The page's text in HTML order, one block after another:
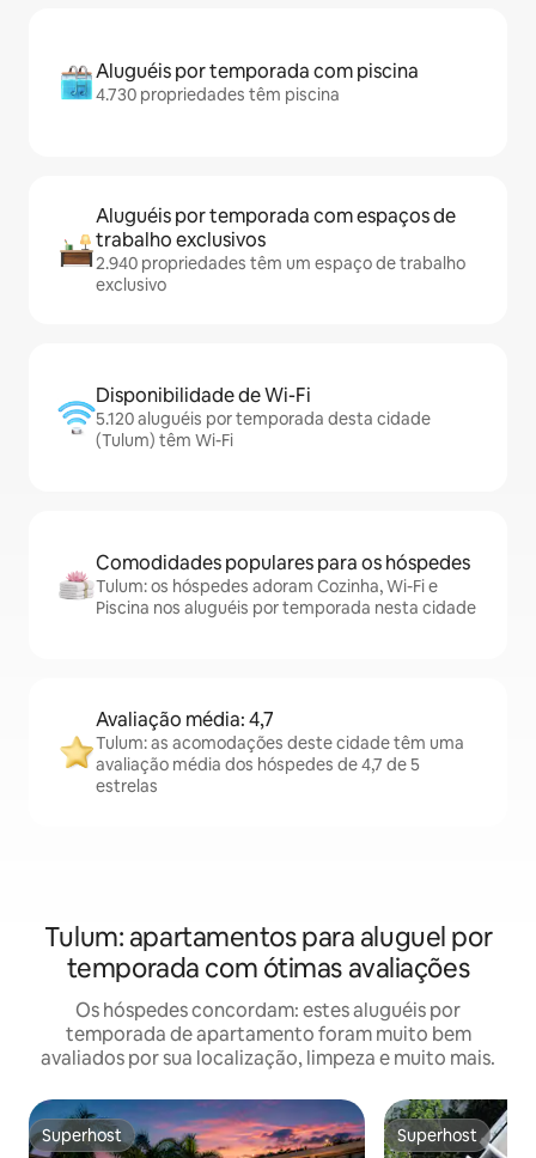
Aluguéis por temporada com piscina
4.730 propriedades têm piscina
Aluguéis por temporada com espaços de
trabalho exclusivos
2.940 propriedades têm um espaço de trabalho
exclusivo
Disponibilidade de Wi-Fi
5.120 aluguéis por temporada desta cidade
(Tulum) têm Wi-Fi
Comodidades populares para os hóspedes
Tulum: os hóspedes adoram Cozinha, Wi-Fi e
Piscina nos aluguéis por temporada nesta cidade
Avaliação média: 4,7
Tulum: as acomodações deste cidade têm uma
avaliação média dos hóspedes de 4,7 de 5
estrelas
Tulum: apartamentos para aluguel por
temporada com ótimas avaliações
Os hóspedes concordam: estes aluguéis por
temporada de apartamento foram muito bem
avaliados por sua localização, limpeza e muito mais.
Superhost
Superhost Superhost
Superhost